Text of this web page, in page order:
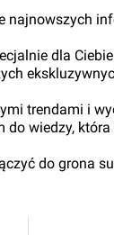
dla
trendami i
wiedzy,
do grona